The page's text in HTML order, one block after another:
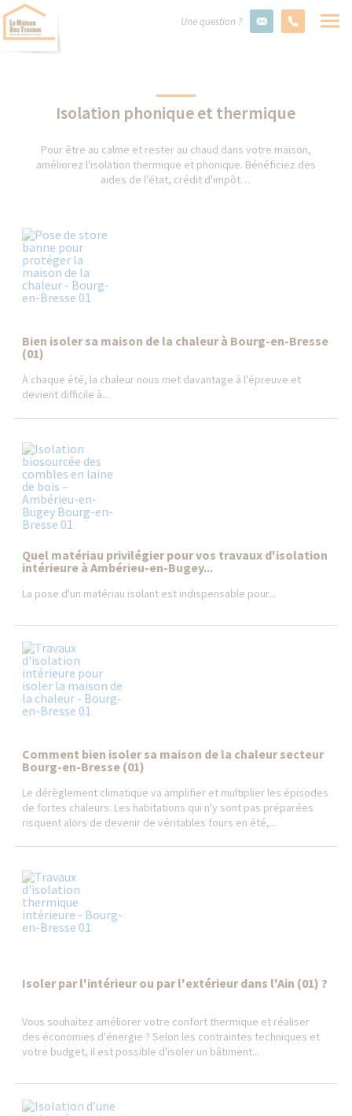
Une question ?
Isolation phonique et thermique
Pour être au calme et rester au chaud dans votre maison,
améliorez l'isolation thermique et phonique. Bénéficiez des
aides de l'état, crédit d'impôt…
Bien isoler sa maison de la chaleur à Bourg-en-Bresse
(01)
À chaque été, la chaleur nous met davantage à l'épreuve et
devient difficile à...
Quel matériau privilégier pour vos travaux d'isolation
intérieure à Ambérieu-en-Bugey...
La pose d'un matériau isolant est indispensable pour...
Comment bien isoler sa maison de la chaleur secteur
Bourg-en-Bresse (01)
Le dérèglement climatique va amplifier et multiplier les épisodes
de fortes chaleurs. Les habitations qui n'y sont pas préparées
risquent alors de devenir de véritables fours en été,...
Isoler par l'intérieur ou par l'extérieur dans l'Ain (01) ?
Vous souhaitez améliorer votre confort thermique et réaliser
des économies d'énergie ? Selon les contraintes techniques et
votre budget, il est possible d'isoler un bâtiment...